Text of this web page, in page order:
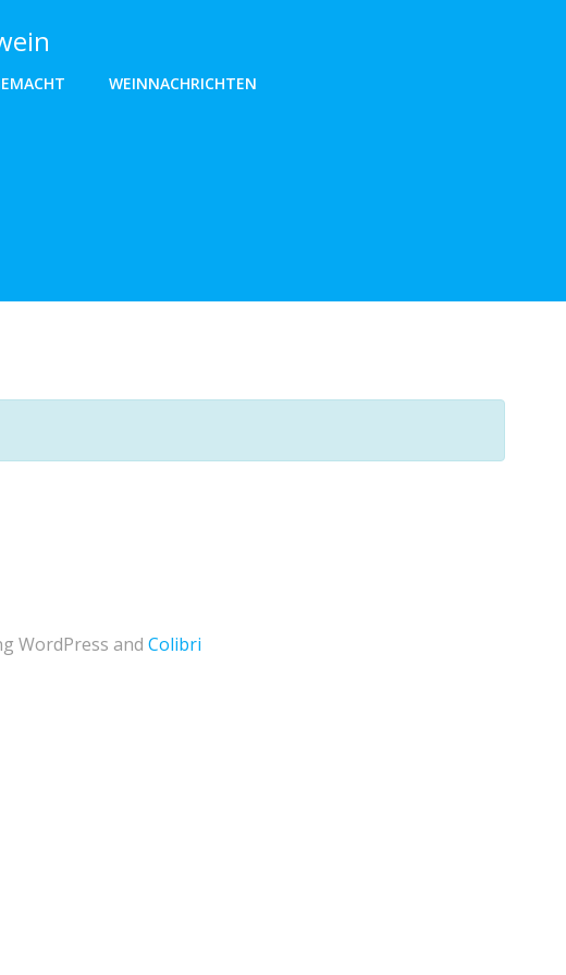
WEINNACHRICHTEN
WordPress and Colibri